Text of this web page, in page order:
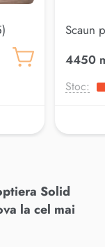
Scaun
4450
Stoc:
Solid
la cel mai